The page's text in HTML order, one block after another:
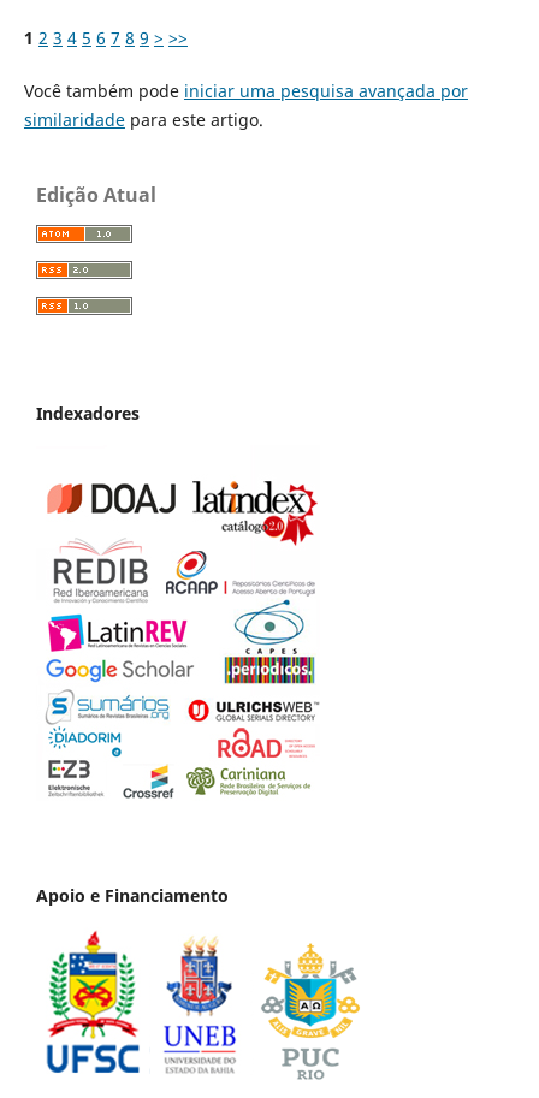
1 2 3 4 5 6 7 8 9 > >>
Você também pode iniciar uma pesquisa avançada por
similaridadepara este artigo.
Edição Atual
Indexadores
Apoio e Financiamento